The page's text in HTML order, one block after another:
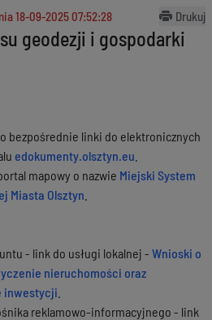
18-09-2025 07:52:28 Drukuj
geodezji i gospodarki
bezpośrednie linki do elektronicznych
edokumenty.olsztyn.eu
mapowy o nazwie Miejski System
Miasta Olsztyn
- link do usługi lokalnej - Wnioski o
nieruchomości oraz
inwestycji
reklamowo-informacyjnego - link